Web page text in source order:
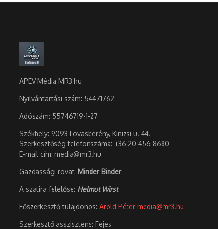
APEV Média MR3.hu
Nyilvántartási szám: 54471762
Adószám: 55746719-1-27
Székhely: 9093 Lovasberény, Kinizsi u. 44.
Szerkesztőség telefonszáma: +36 20 456 8680
E-mail cím: media@mr3.hu
Gazdassági rovat: Minder Binder
A szatira felelőse: Helmut Wirst
Főszerkesztő tulajdonos: Arold Péter media@mr3.hu
Szerkesztő asszisztens: Fejes